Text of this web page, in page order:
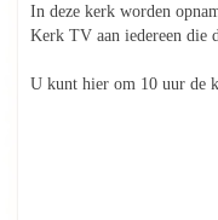
In deze kerk worden
Kerk TV aan iedereen die
U kunt hier om 10 uur de